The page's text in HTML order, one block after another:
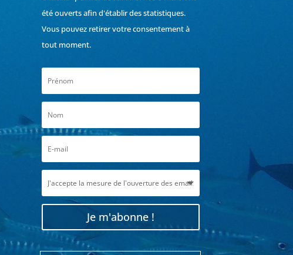
été ouverts afin d'établir des statistiques.
Vous pouvez retirer votre consentement à
tout moment.
Je m'abonne !